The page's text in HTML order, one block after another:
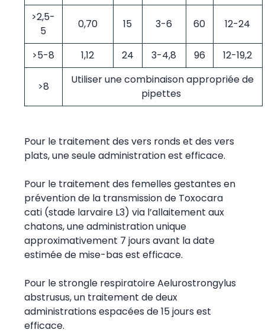
>2,5-
5
0,70 15 3-6 60 12-24
>5-8 1,12 24 3-4,8 96 12-19,2
>8
Utiliser une combinaison appropriée de
pipettes
Pour le traitement des vers ronds et des vers
plats, une seule administration est efficace.
Pour le traitement des femelles gestantes en
prévention de la transmission de Toxocara
cati (stade larvaire L3) via l’allaitement aux
chatons, une administration unique
approximativement 7 jours avant la date
estimée de mise-bas est efficace.
Pour le strongle respiratoire Aelurostrongylus
abstrusus, un traitement de deux
administrations espacées de 15 jours est
efficace.